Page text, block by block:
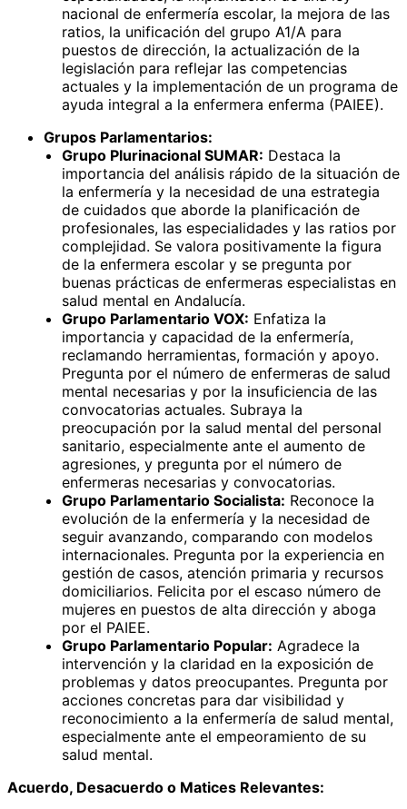
nacional de enfermería escolar, la mejora de las
ratios, la unificación del grupo A1/A para
puestos de dirección, la actualización de la
legislación para reflejar las competencias
actuales y la implementación de un programa de
ayuda integral a la enfermera enferma (PAIEE).
Grupos Parlamentarios:
Grupo Plurinacional SUMAR: Destaca la
importancia del análisis rápido de la situación de
la enfermería y la necesidad de una estrategia
de cuidados que aborde la planificación de
profesionales, las especialidades y las ratios por
complejidad. Se valora positivamente la figura
de la enfermera escolar y se pregunta por
buenas prácticas de enfermeras especialistas en
salud mental en Andalucía.
Grupo Parlamentario VOX: Enfatiza la
importancia y capacidad de la enfermería,
reclamando herramientas, formación y apoyo.
Pregunta por el número de enfermeras de salud
mental necesarias y por la insuficiencia de las
convocatorias actuales. Subraya la
preocupación por la salud mental del personal
sanitario, especialmente ante el aumento de
agresiones, y pregunta por el número de
enfermeras necesarias y convocatorias.
Grupo Parlamentario Socialista: Reconoce la
evolución de la enfermería y la necesidad de
seguir avanzando, comparando con modelos
internacionales. Pregunta por la experiencia en
gestión de casos, atención primaria y recursos
domiciliarios. Felicita por el escaso número de
mujeres en puestos de alta dirección y aboga
por el PAIEE.
Grupo Parlamentario Popular: Agradece la
intervención y la claridad en la exposición de
problemas y datos preocupantes. Pregunta por
acciones concretas para dar visibilidad y
reconocimiento a la enfermería de salud mental,
especialmente ante el empeoramiento de su
salud mental.
Acuerdo, Desacuerdo o Matices Relevantes: